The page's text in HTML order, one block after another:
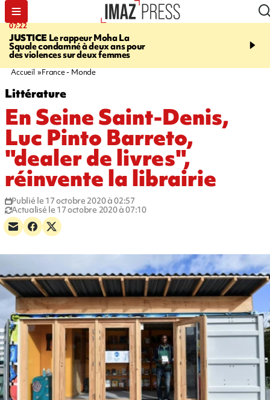
07:22
JUSTICE Le rappeur Moha La
Squale condamné à deux ans pour
des violences sur deux femmes
10:46
décède en juillet, 18
Accueil France - Monde
Littérature
En Seine Saint-Denis,
Luc Pinto Barreto,
"dealer de livres",
réinvente la librairie
Publié le 17 octobre 2020 à 02:57
Actualisé le 17 octobre 2020 à 07:10